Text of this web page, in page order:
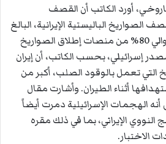
أورد الكاتب أن القصف
الصواريخ الباليستية الإيرانية، البالغ
عددها 3000 صاروخ، وحوالي 80% من منصات إطلاق الصواريخ
500. وذكر مصدر إسرائيلي، بحسب الكاتب، أن إيران
التي تعمل بالوقود الصلب، أكبر من
أثناء الطيران. وأشارت مقال
الهجمات الإسرائيلية دمرت أيضاً
النووي الإيراني، بما في ذلك مقره
الاختبار.